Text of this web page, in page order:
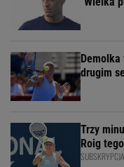
Demolka
drugim
Trzy
Roig
SUBSKRYPCJA